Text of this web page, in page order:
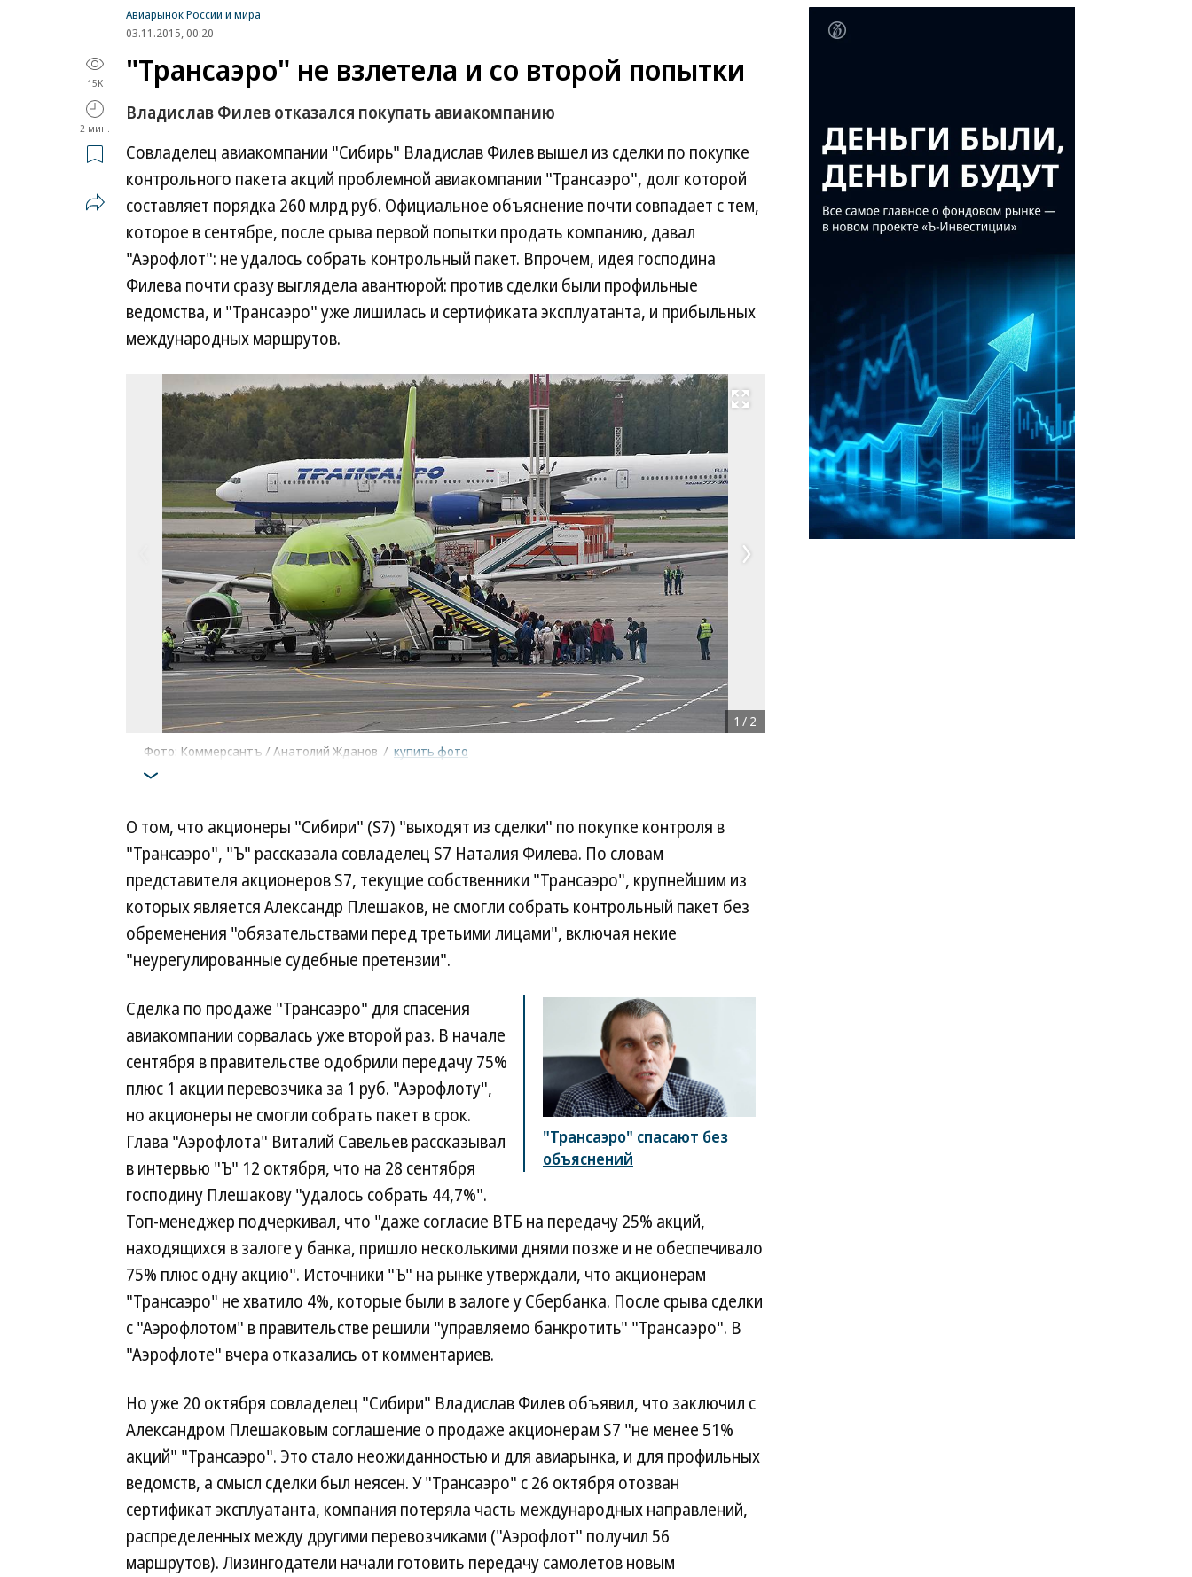
Авиарынок России и мира
03.11.2015, 00:20
15K
2 мин.
"Трансаэро" не взлетела и со второй попытки
Владислав Филев отказался покупать авиакомпанию
Совладелец авиакомпании "Сибирь" Владислав Филев вышел из сделки по покупке
контрольного пакета акций проблемной авиакомпании "Трансаэро", долг которой
составляет порядка 260 млрд руб. Официальное объяснение почти совпадает с тем,
которое в сентябре, после срыва первой попытки продать компанию, давал
"Аэрофлот": не удалось собрать контрольный пакет. Впрочем, идея господина
Филева почти сразу выглядела авантюрой: против сделки были профильные
ведомства, и "Трансаэро" уже лишилась и сертификата эксплуатанта, и прибыльных
международных маршрутов.
Развернуть на весь экран
Фото: Коммерсантъ / Анатолий Жданов / купить фото
1 / 2
О том, что акционеры "Сибири" (S7) "выходят из сделки" по покупке контроля в
"Трансаэро", "Ъ" рассказала совладелец S7 Наталия Филева. По словам
представителя акционеров S7, текущие собственники "Трансаэро", крупнейшим из
которых является Александр Плешаков, не смогли собрать контрольный пакет без
обременения "обязательствами перед третьими лицами", включая некие
"неурегулированные судебные претензии".
"Трансаэро" спасают без
объяснений
Сделка по продаже "Трансаэро" для спасения
авиакомпании сорвалась уже второй раз. В начале
сентября в правительстве одобрили передачу 75%
плюс 1 акции перевозчика за 1 руб. "Аэрофлоту",
но акционеры не смогли собрать пакет в срок.
Глава "Аэрофлота" Виталий Савельев рассказывал
в интервью "Ъ" 12 октября, что на 28 сентября
господину Плешакову "удалось собрать 44,7%".
Топ-менеджер подчеркивал, что "даже согласие ВТБ на передачу 25% акций,
находящихся в залоге у банка, пришло несколькими днями позже и не обеспечивало
75% плюс одну акцию". Источники "Ъ" на рынке утверждали, что акционерам
"Трансаэро" не хватило 4%, которые были в залоге у Сбербанка. После срыва сделки
с "Аэрофлотом" в правительстве решили "управляемо банкротить" "Трансаэро". В
"Аэрофлоте" вчера отказались от комментариев.
Но уже 20 октября совладелец "Сибири" Владислав Филев объявил, что заключил с
Александром Плешаковым соглашение о продаже акционерам S7 "не менее 51%
акций" "Трансаэро". Это стало неожиданностью и для авиарынка, и для профильных
ведомств, а смысл сделки был неясен. У "Трансаэро" с 26 октября отозван
сертификат эксплуатанта, компания потеряла часть международных направлений,
распределенных между другими перевозчиками ("Аэрофлот" получил 56
маршрутов). Лизингодатели начали готовить передачу самолетов новым